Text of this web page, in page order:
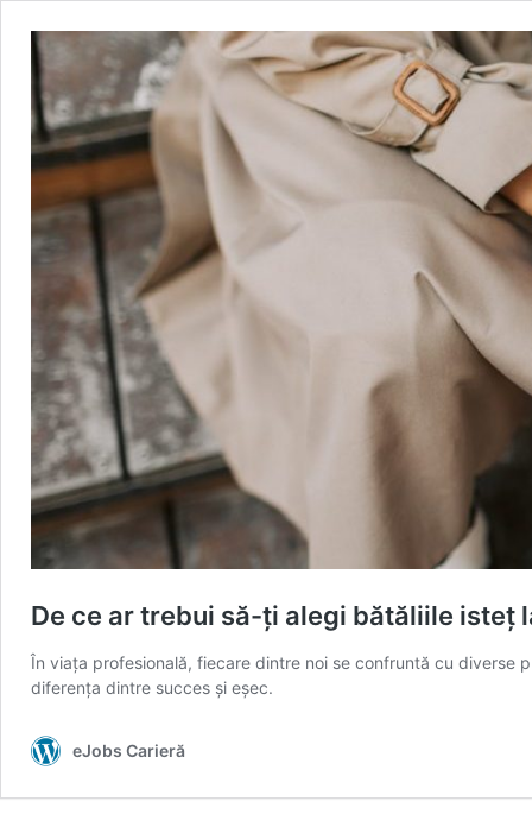
De ce ar trebui să-ți alegi bătăliile isteț
În viața profesională, fiecare dintre noi se confruntă cu diverse
diferența dintre succes și eșec.
eJobs Carieră